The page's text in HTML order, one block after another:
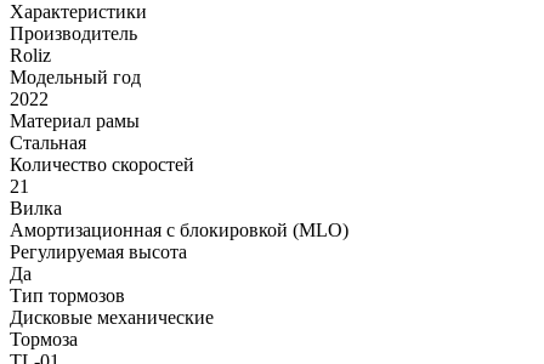
Характеристики
Производитель
Roliz
Модельный год
2022
Материал рамы
Стальная
Количество скоростей
21
Вилка
Амортизационная с блокировкой (MLO)
Регулируемая высота
Да
Тип тормозов
Дисковые механические
Тормоза